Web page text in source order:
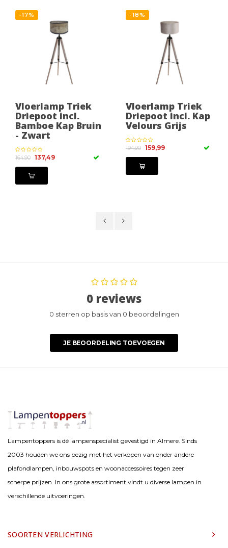
-17%
Vloerlamp Triek
Driepoot incl.
Bamboe Kap Bruin
- Zwart
164,90 137,49
-18%
Vloerlamp Triek
Driepoot incl. Kap
Velours Grijs
194,90 159,99
0 reviews
0 sterren op basis van 0 beoordelingen
JE BEOORDELING TOEVOEGEN
Lampentoppers is dé lampenspecialist gevestigd in Almere. Sinds
2003 houden we ons bezig met het verkopen van onder andere
plafondlampen, inbouwspots en woonaccessoires tegen zeer
scherpe prijzen. In ons grote assortiment vindt u diverse lampen in
verschillende uitvoeringen.
SOORTEN VERLICHTING